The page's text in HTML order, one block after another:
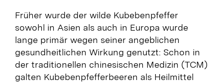
Früher wurde der wilde Kubebenpfeffer
sowohl in Asien als auch in Europa wurde
lange primär wegen seiner angeblichen
gesundheitlichen Wirkung genutzt: Schon in
der traditionellen chinesischen Medizin (TCM)
galten Kubebenpfefferbeeren als Heilmittel